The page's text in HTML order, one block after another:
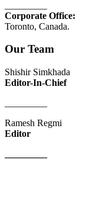
Corporate Office:
Toronto, Canada.
Our Team
Shishir Simkhada
Editor-In-Chief
Ramesh Regmi
Editor